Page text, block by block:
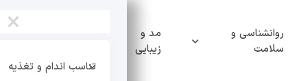
روانشناسی و
سلامت
مد و
زیبایی
×
تناسب اندام و تغذیه